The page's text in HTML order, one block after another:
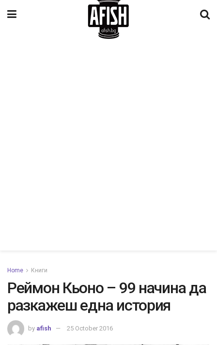
Home Книги
Реймон Кьоно – 99 начина да
разкажеш една история
by afish 25 October 2016